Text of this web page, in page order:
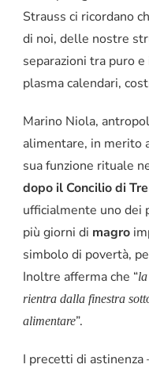
Strauss ci ricordano
di noi, delle nostre
separazioni tra puro
plasma calendari,
Marino Niola,
alimentare, in merito
sua funzione rituale
dopo il Concilio di
ufficialmente uno
più giorni di magro
simbolo di povertà,
Inoltre afferma che “
rientra dalla finestra
alimentare”.
I precetti di astinenza